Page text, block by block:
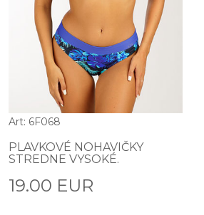
Art: 6F068
PLAVKOVÉ NOHAVIČKY
STREDNE VYSOKÉ.
19.00 EUR